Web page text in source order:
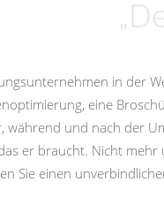
in der
eine
während und nach der
er braucht. Nicht
Sie einen